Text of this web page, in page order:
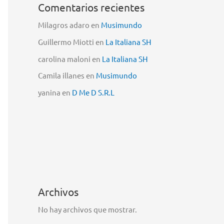
Comentarios recientes
Milagros adaro en Musimundo
Guillermo Miotti en La Italiana SH
carolina maloni en La Italiana SH
Camila illanes en Musimundo
yanina en D Me D S.R.L
Archivos
No hay archivos que mostrar.